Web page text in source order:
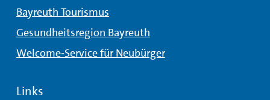
Bayreuth Tourismus
Gesundheitsregion Bayreuth
Welcome-Service für Neubürger
Links